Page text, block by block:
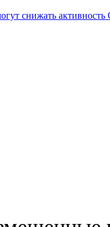
снижать